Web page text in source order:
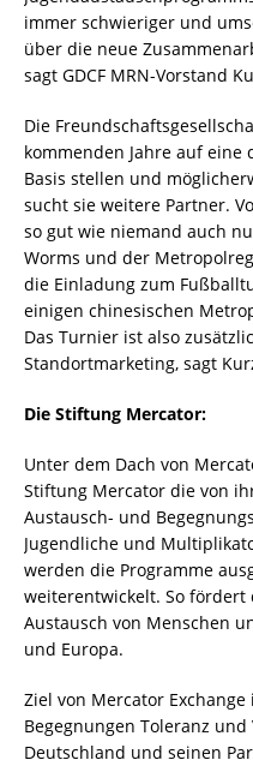
immer schwieriger und
über die neue
sagt GDCF MRN-Vorstand
Die
kommenden Jahre auf
Basis stellen und
sucht sie weitere Partner.
so gut wie niemand auch
Worms und der
die Einladung zum
einigen chinesischen
Das Turnier ist also
Standortmarketing, sagt
Die Stiftung Mercator:
Unter dem Dach von
Stiftung Mercator die von
Austausch- und
Jugendliche und
werden die Programme
weiterentwickelt. So
Austausch von Menschen
und Europa.
Ziel von Mercator
Begegnungen Toleranz
Deutschland und seinen